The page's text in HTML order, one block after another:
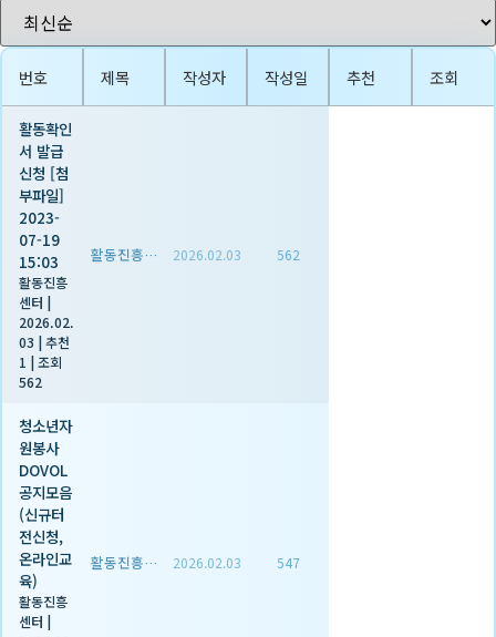
번호 제목 작성자 작성일 추천 조회
활동확인
서 발급
신청 [첨
부파일]
2023-
07-19
15:03
활동진흥
센터 |
2026.02.
03 |추천
1 |조회
562
활동진흥센터 2026.02.03 562
청소년자
원봉사
DOVOL
공지모음
(신규터
전신청,
온라인교
육)
활동진흥
센터 |
활동진흥센터 2026.02.03 547